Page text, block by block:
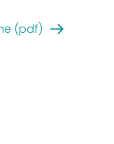
(pdf)